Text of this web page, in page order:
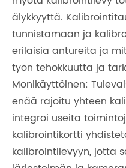
älykkyyttä.
tunnistamaan ja
erilaisia ​​antureita ja
työn tehokkuutta ja
Monikäyttöinen:
enää rajoitu yhteen
integroi useita
kalibrointikortti
kalibrointilevyyn, jotta